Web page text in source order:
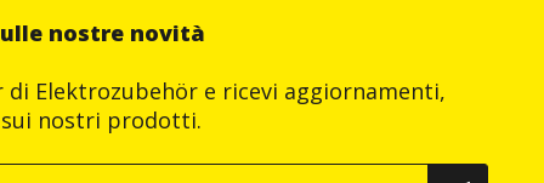
nostre novità
Elektrozubehör e ricevi aggiornamenti,
nostri prodotti.